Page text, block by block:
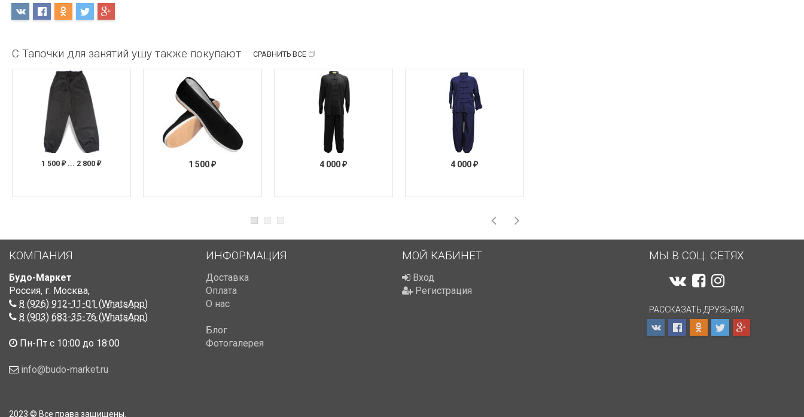
С Тапочки для занятий ушу также покупают СРАВНИТЬ ВСЕ
1 500 ₽... 2 800 ₽ 1 500 ₽ 4 000 ₽ 4 000 ₽
КОМПАНИЯ
Будо-Маркет
Россия, г. Москва,
8 (926) 912-11-01 (WhatsApp)
8 (903) 683-35-76 (WhatsApp)
Пн-Пт с 10:00 до 18:00
info@budo-market.ru
ИНФОРМАЦИЯ
Доставка
Оплата
О нас
Блог
Фотогалерея
МОЙ КАБИНЕТ
Вход
Регистрация
МЫ В СОЦ. СЕТЯХ
РАССКАЗАТЬ ДРУЗЬЯМ!
2023 © Все права защищены.